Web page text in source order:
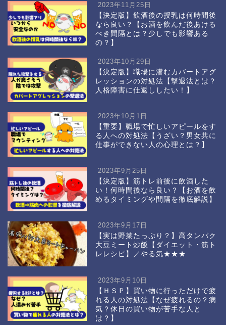
2023年11月25日
【決定版】飲酒後の授乳は何時間後
なら良い？【お酒を飲んだ後あける
べき間隔とは？少しでも影響ある
の？】
2023年10月29日
【決定版】職場に潜むカバートアグ
レッションの対処法【撃退法とは？
人格障害に仕返ししたい！】
2023年10月1日
【重要】職場で忙しいアピールをす
る人への対処法【うざい？男女共に
仕事ができない人の心理とは？】
2023年9月25日
【決定版】筋トレ前後に飲酒した
い！何時間後なら良い？【お酒を飲
めるタイミングや間隔を徹底解説】
2023年9月17日
【実は野菜たっぷり？】高タンパク
大豆ミート炒飯【ダイエット・筋ト
レレシピ】／やる気★★★
2023年9月10日
【ＨＳＰ】買い物に行っただけで疲
れる人の対処法【なぜ疲れるの？病
気？休日の買い物が苦手な人と
は？】